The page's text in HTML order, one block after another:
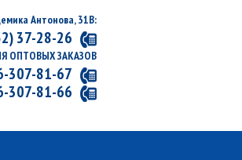
Антонова, 31В:
37-28-26
ОПТОВЫХ ЗАКАЗОВ
307-81-67
307-81-66